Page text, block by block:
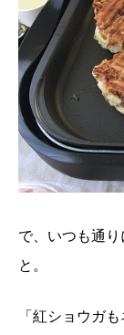
で、いつも通り
と。
「紅ショウガ